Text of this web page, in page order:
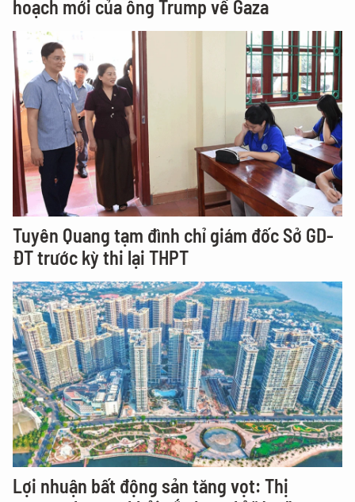
hoạch mới của ông Trump về Gaza
Tuyên Quang tạm đình chỉ giám đốc Sở GD-
ĐT trước kỳ thi lại THPT
Lợi nhuận bất động sản tăng vọt: Thị